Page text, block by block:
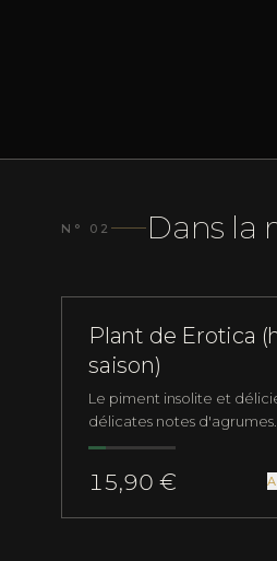
N° 02 Dans la
Plant de Erotica
saison)
Le piment insolite et
délicates notes d'agrumes.
15,90 €